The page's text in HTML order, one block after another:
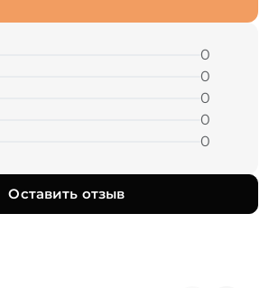
0
0
0
0
0
Оставить отзыв